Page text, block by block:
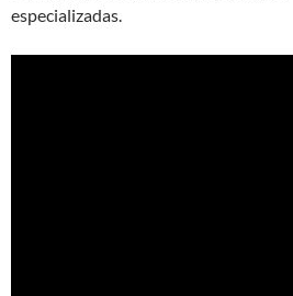
especializadas.